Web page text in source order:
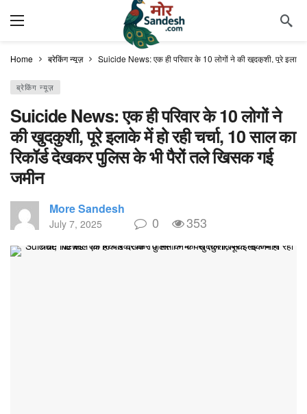
Home ब्रेकिंग न्यूज़ Suicide News: एक ही परिवार के 10 लोगों ने की खुदकुशी, पूरे इलाके
ब्रेकिंग न्यूज़
Suicide News: एक ही परिवार के 10 लोगों ने
की खुदकुशी, पूरे इलाके में हो रही चर्चा, 10 साल का
रिकॉर्ड देखकर पुलिस के भी पैरों तले खिसक गई
जमीन
More Sandesh
July 7, 2025 0 353